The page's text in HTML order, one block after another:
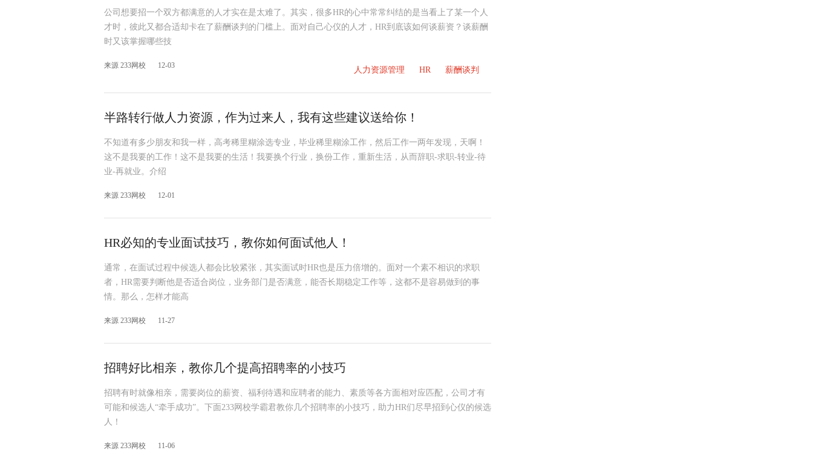
公司想要招一个双方都满意的人才实在是太难了。其实，很多HR的心中常常纠结的是当看上了某一个人
才时，彼此又都合适却卡在了薪酬谈判的门槛上。面对自己心仪的人才，HR到底该如何谈薪资？谈薪酬
时又该掌握哪些技
来源 233网校 12-03 人力资源管理 HR 薪酬谈判
半路转行做人力资源，作为过来人，我有这些建议送给你！
不知道有多少朋友和我一样，高考稀里糊涂选专业，毕业稀里糊涂工作，然后工作一两年发现，天啊！
这不是我要的工作！这不是我要的生活！我要换个行业，换份工作，重新生活，从而辞职-求职-转业-待
业-再就业。介绍
来源 233网校 12-01
HR必知的专业面试技巧，教你如何面试他人！
通常，在面试过程中候选人都会比较紧张，其实面试时HR也是压力倍增的。面对一个素不相识的求职
者，HR需要判断他是否适合岗位，业务部门是否满意，能否长期稳定工作等，这都不是容易做到的事
情。那么，怎样才能高
来源 233网校 11-27
招聘好比相亲，教你几个提高招聘率的小技巧
招聘有时就像相亲，需要岗位的薪资、福利待遇和应聘者的能力、素质等各方面相对应匹配，公司才有
可能和候选人“牵手成功”。下面233网校学霸君教你几个招聘率的小技巧，助力HR们尽早招到心仪的候选
人！
来源 233网校 11-06